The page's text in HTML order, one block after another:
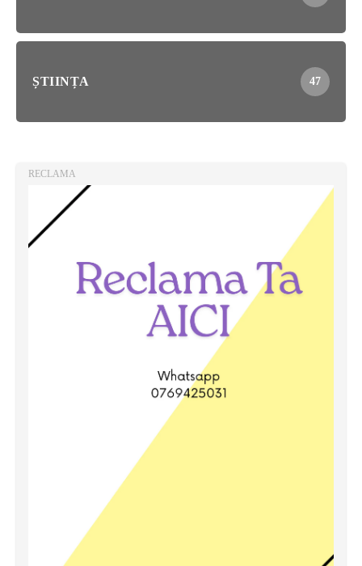
ȘTIINȚA 47
RECLAMA